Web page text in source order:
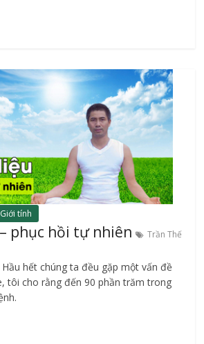
tính
phục hồi tự nhiên
Trần Thế
hết chúng ta đều gặp một vấn đề
tôi cho rằng đến 90 phần trăm trong